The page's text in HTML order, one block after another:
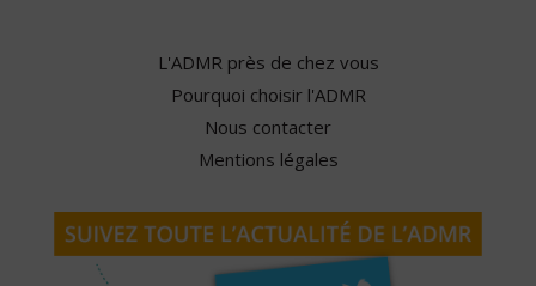
L'ADMR près de chez vous
Pourquoi choisir l'ADMR
Nous contacter
Mentions légales